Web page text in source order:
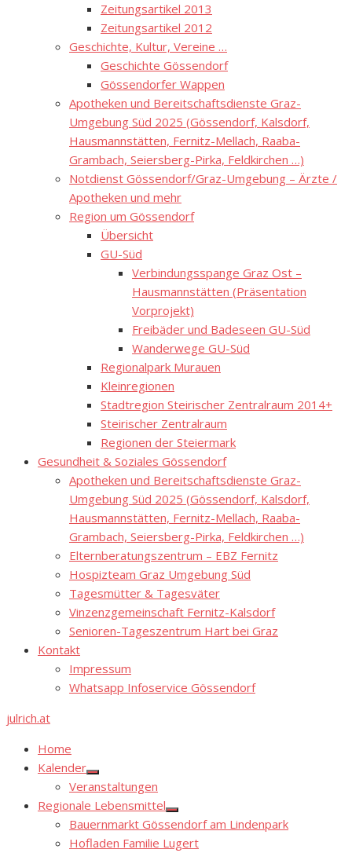
Zeitungsartikel 2013
Zeitungsartikel 2012
Geschichte, Kultur, Vereine …
Geschichte Gössendorf
Gössendorfer Wappen
Apotheken und Bereitschaftsdienste Graz-
Umgebung Süd 2025 (Gössendorf, Kalsdorf,
Hausmannstätten, Fernitz-Mellach, Raaba-
Grambach, Seiersberg-Pirka, Feldkirchen …)
Notdienst Gössendorf/Graz-Umgebung – Ärzte /
Apotheken und mehr
Region um Gössendorf
Übersicht
GU-Süd
Verbindungsspange Graz Ost –
Hausmannstätten (Präsentation
Vorprojekt)
Freibäder und Badeseen GU-Süd
Wanderwege GU-Süd
Regionalpark Murauen
Kleinregionen
Stadtregion Steirischer Zentralraum 2014+
Steirischer Zentralraum
Regionen der Steiermark
Gesundheit & Soziales Gössendorf
Apotheken und Bereitschaftsdienste Graz-
Umgebung Süd 2025 (Gössendorf, Kalsdorf,
Hausmannstätten, Fernitz-Mellach, Raaba-
Grambach, Seiersberg-Pirka, Feldkirchen …)
Elternberatungszentrum – EBZ Fernitz
Hospizteam Graz Umgebung Süd
Tagesmütter & Tagesväter
Vinzenzgemeinschaft Fernitz-Kalsdorf
Senioren-Tageszentrum Hart bei Graz
Kontakt
Impressum
Whatsapp Infoservice Gössendorf
julrich.at
Home
Kalender
Show
sub
menu
Veranstaltungen
Regionale Lebensmittel
Show
sub
menu
Bauernmarkt Gössendorf am Lindenpark
Hofladen Familie Lugert